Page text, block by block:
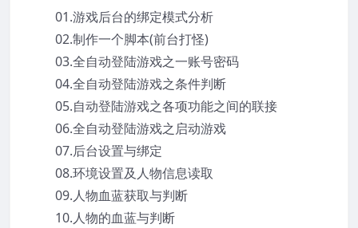
01.游戏后台的绑定模式分析
02.制作一个脚本(前台打怪)
03.全自动登陆游戏之一账号密码
04.全自动登陆游戏之条件判断
05.自动登陆游戏之各项功能之间的联接
06.全自动登陆游戏之启动游戏
07.后台设置与绑定
08.环境设置及人物信息读取
09.人物血蓝获取与判断
10.人物的血蓝与判断